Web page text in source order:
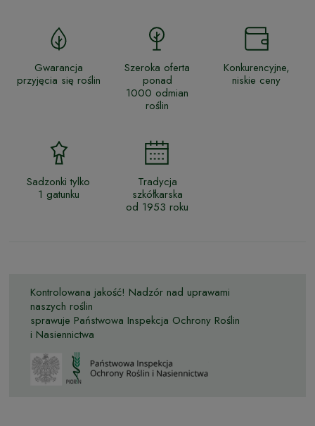
Gwarancja
przyjęcia się roślin
Szeroka oferta
ponad
1000 odmian
roślin
Konkurencyjne,
niskie ceny
Sadzonki tylko
1 gatunku
Tradycja
szkółkarska
od 1953 roku
Kontrolowana jakość! Nadzór nad uprawami
naszych roślin
sprawuje Państwowa Inspekcja Ochrony Roślin
i Nasiennictwa